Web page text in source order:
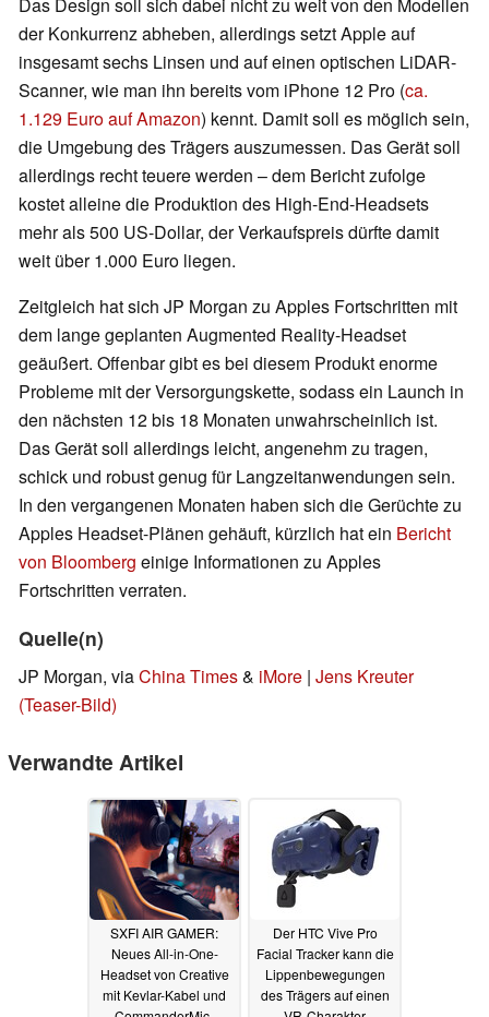
der Konkurrenz abheben, allerdings setzt Apple auf
insgesamt sechs Linsen und auf einen optischen LiDAR-
Scanner, wie man ihn bereits vom iPhone 12 Pro (ca.
1.129 Euro auf Amazon) kennt. Damit soll es möglich sein,
die Umgebung des Trägers auszumessen. Das Gerät soll
allerdings recht teuere werden – dem Bericht zufolge
kostet alleine die Produktion des High-End-Headsets
mehr als 500 US-Dollar, der Verkaufspreis dürfte damit
weit über 1.000 Euro liegen.
Zeitgleich hat sich JP Morgan zu Apples Fortschritten mit
dem lange geplanten Augmented Reality-Headset
geäußert. Offenbar gibt es bei diesem Produkt enorme
Probleme mit der Versorgungskette, sodass ein Launch in
den nächsten 12 bis 18 Monaten unwahrscheinlich ist.
Das Gerät soll allerdings leicht, angenehm zu tragen,
schick und robust genug für Langzeitanwendungen sein.
In den vergangenen Monaten haben sich die Gerüchte zu
Apples Headset-Plänen gehäuft, kürzlich hat ein Bericht
von Bloomberg einige Informationen zu Apples
Fortschritten verraten.
Quelle(n)
JP Morgan, viaChina Times& iMore | Jens Kreuter
(Teaser-Bild)
Verwandte Artikel
SXFI AIR GAMER:
Neues All-in-One-
Headset von Creative
mit Kevlar-Kabel und
Der HTC Vive Pro
Facial Tracker kann die
Lippenbewegungen
des Trägers auf einen